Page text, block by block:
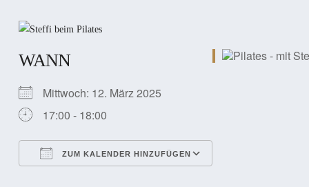
WANN
Mittwoch: 12. März 2025
17:00 - 18:00
ZUM KALENDER HINZUFÜGEN